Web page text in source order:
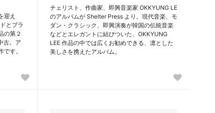
迎え
とブラ
の第２
古。ア
す。
チェリスト、作曲家、即興音楽家 OKKYUNG LE
のアルバムが Shelter Press より。現代音楽、モ
ダン・クラシック、即興演奏が韓国の伝統音楽
などとエレガントに結びついた、OKKYUNG
LEE 作品の中では広くお勧めできる、凛とした
美しさを携えたアルバム。